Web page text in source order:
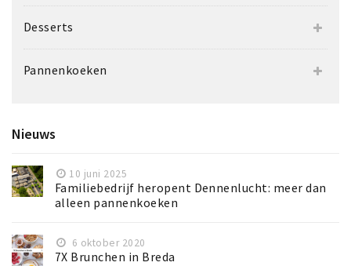
Desserts
Pannenkoeken
Nieuws
10 juni 2025
Familiebedrijf heropent Dennenlucht: meer dan
alleen pannenkoeken
6 oktober 2020
7X Brunchen in Breda